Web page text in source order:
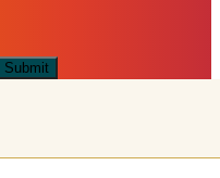
Submit